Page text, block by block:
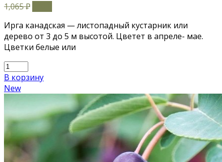
1,065₽
Ирга канадская — листопадный кустарник или
дерево от 3 до 5 м высотой. Цветет в апреле- мае.
Цветки белые или
В корзину
New